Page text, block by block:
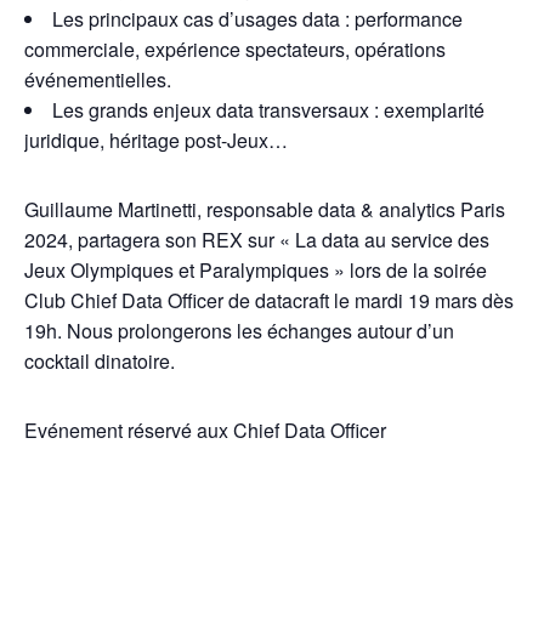
Les principaux cas d’usages data : performance
commerciale, expérience spectateurs, opérations
événementielles.
Les grands enjeux data transversaux : exemplarité
juridique, héritage post-Jeux…
Guillaume Martinetti, responsable data & analytics Paris
2024, partagera son REX sur « La data au service des
Jeux Olympiques et Paralympiques » lors de la soirée
Club Chief Data Officer de datacraft le mardi 19 mars dès
19h. Nous prolongerons les échanges autour d’un
cocktail dinatoire.
Evénement réservé aux Chief Data Officer